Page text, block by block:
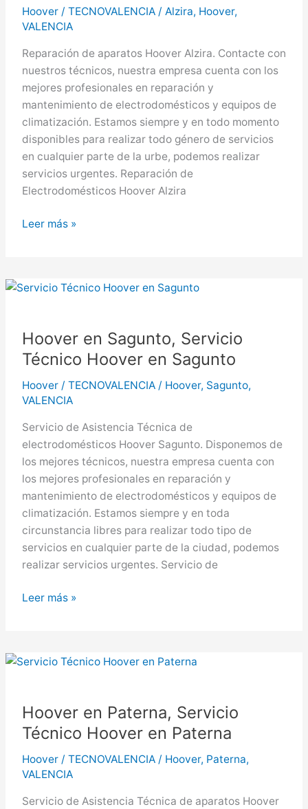
Hoover/ TECNOVALENCIA / Alzira, Hoover,
VALENCIA
Reparación de aparatos Hoover Alzira. Contacte con
nuestros técnicos, nuestra empresa cuenta con los
mejores profesionales en reparación y
mantenimiento de electrodomésticos y equipos de
climatización. Estamos siempre y en todo momento
disponibles para realizar todo género de servicios
en cualquier parte de la urbe, podemos realizar
servicios urgentes. Reparación de
Electrodomésticos Hoover Alzira
Hoover
Técnico
Alzira
Leer más »
Hoover en Sagunto, Servicio
Técnico Hoover en Sagunto
Hoover/ TECNOVALENCIA / Hoover, Sagunto,
VALENCIA
Servicio de Asistencia Técnica de
electrodomésticos Hoover Sagunto. Disponemos de
los mejores técnicos, nuestra empresa cuenta con
los mejores profesionales en reparación y
mantenimiento de electrodomésticos y equipos de
climatización. Estamos siempre y en toda
circunstancia libres para realizar todo tipo de
servicios en cualquier parte de la ciudad, podemos
realizar servicios urgentes. Servicio de
Hoover
Técnico
Sagunto
Leer más »
Hoover en Paterna, Servicio
Técnico Hoover en Paterna
Hoover/ TECNOVALENCIA / Hoover, Paterna,
VALENCIA
Servicio de Asistencia Técnica de aparatos Hoover